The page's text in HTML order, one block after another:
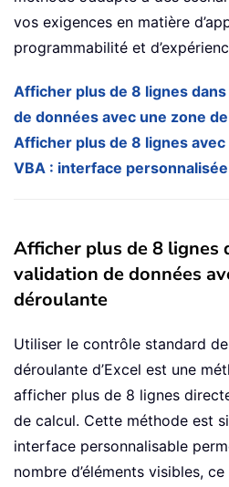
vos exigences en matière
programmabilité et
Afficher plus de 8 lignes
de données avec une zone
Afficher plus de 8 lignes
VBA : interface
Afficher plus de 8 lignes
validation de données
déroulante
Utiliser le contrôle standard
déroulante d’Excel est une
afficher plus de 8 lignes
de calcul. Cette méthode est
interface personnalisable
nombre d’éléments visibles,